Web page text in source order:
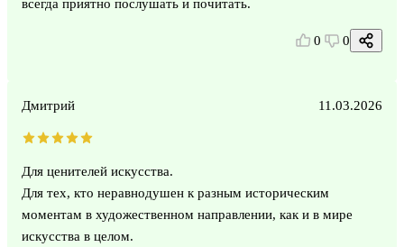
всегда приятно послушать и почитать.
0 0
Дмитрий 11.03.2026
Для ценителей искусства.
Для тех, кто неравнодушен к разным историческим
моментам в художественном направлении, как и в мире
искусства в целом.